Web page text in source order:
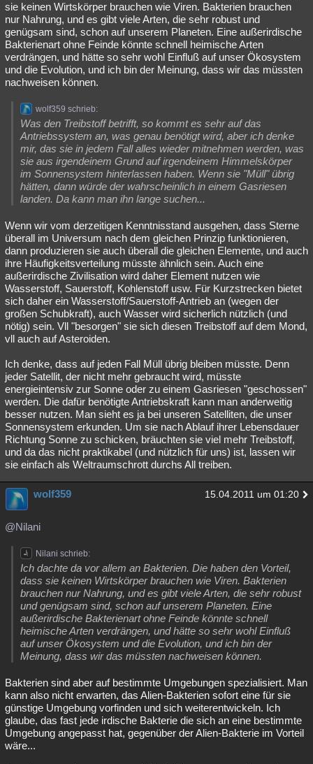
sie keinen Wirtskörper brauchen wie Viren. Bakterien brauchen
nur Nahrung, und es gibt viele Arten, die sehr robust und
genügsam sind, schon auf unserem Planeten. Eine außerirdische
Bakterienart ohne Feinde könnte schnell heimische Arten
verdrängen, und hätte so sehr wohl Einfluß auf unser Ökosystem
und die Evolution, und ich bin der Meinung, dass wir das müssten
nachweisen können.
wolf359 schrieb:
Was den Treibstoff betrifft, so kommt es sehr auf das
Antriebssystem an, was genau benötigt wird, aber ich denke
mir, das sie in jedem Fall alles wieder mitnehmen werden, was
sie aus irgendeinem Grund auf irgendeinem Himmelskörper
im Sonnensystem hinterlassen haben. Wenn sie "Müll" übrig
hätten, dann würde der wahrscheinlich in einem Gasriesen
landen. Da kann man ihn lange suchen...
Wenn wir vom derzeitigen Kenntnisstand ausgehen, dass Sterne
überall im Universum nach dem gleichen Prinzip funktionieren,
dann produzieren sie auch überall die gleichen Elemente, und auch
ihre Häufigkeitsverteilung müsste ähnlich sein. Auch eine
außerirdische Zivilisation wird daher Element nutzen wie
Wasserstoff, Sauerstoff, Kohlenstoff usw. Für Kurzstrecken bietet
sich daher ein Wasserstoff/Sauerstoff-Antrieb an (wegen der
großen Schubkraft), auch Wasser wird sicherlich nützlich (und
nötig) sein. Vll "besorgen" sie sich diesen Treibstoff auf dem Mond,
vll auch auf Asteroiden.
Ich denke, dass auf jeden Fall Müll übrig bleiben müsste. Denn
jeder Satellit, der nicht mehr gebraucht wird, müsste
energieintensiv zur Sonne oder zu einem Gasriesen "geschossen"
werden. Die dafür benötigte Antriebskraft kann man anderweitig
besser nutzen. Man sieht es ja bei unseren Satelliten, die unser
Sonnensystem erkunden. Um sie nach Ablauf ihrer Lebensdauer
Richtung Sonne zu schicken, bräuchten sie viel mehr Treibstoff,
und da das nicht praktikabel (und nützlich für uns) ist, lassen wir
sie einfach als Weltraumschrott durchs All treiben.
wolf359 15.04.2011 um 01:20
@Nilani
Nilani schrieb:
Ich dachte da vor allem an Bakterien. Die haben den Vorteil,
dass sie keinen Wirtskörper brauchen wie Viren. Bakterien
brauchen nur Nahrung, und es gibt viele Arten, die sehr robust
und genügsam sind, schon auf unserem Planeten. Eine
außerirdische Bakterienart ohne Feinde könnte schnell
heimische Arten verdrängen, und hätte so sehr wohl Einfluß
auf unser Ökosystem und die Evolution, und ich bin der
Meinung, dass wir das müssten nachweisen können.
Bakterien sind aber auf bestimmte Umgebungen spezialisiert. Man
kann also nicht erwarten, das Alien-Bakterien sofort eine für sie
günstige Umgebung vorfinden und sich weiterentwickeln. Ich
glaube, das fast jede irdische Bakterie die sich an eine bestimmte
Umgebung angepasst hat, gegenüber der Alien-Bakterie im Vorteil
wäre...